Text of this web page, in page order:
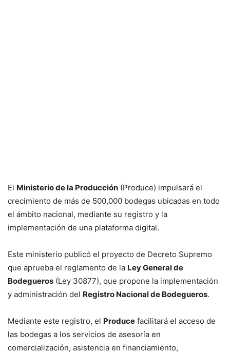
El Ministerio de la Producción (Produce) impulsará el
crecimiento de más de 500,000 bodegas ubicadas en todo
el ámbito nacional, mediante su registro y la
implementación de una plataforma digital.
Este ministerio publicó el proyecto de Decreto Supremo
que aprueba el reglamento de la Ley General de
Bodegueros (Ley 30877), que propone la implementación
y administración del Registro Nacional de Bodegueros.
Mediante este registro, el Produce facilitará el acceso de
las bodegas a los servicios de asesoría en
comercialización, asistencia en financiamiento,